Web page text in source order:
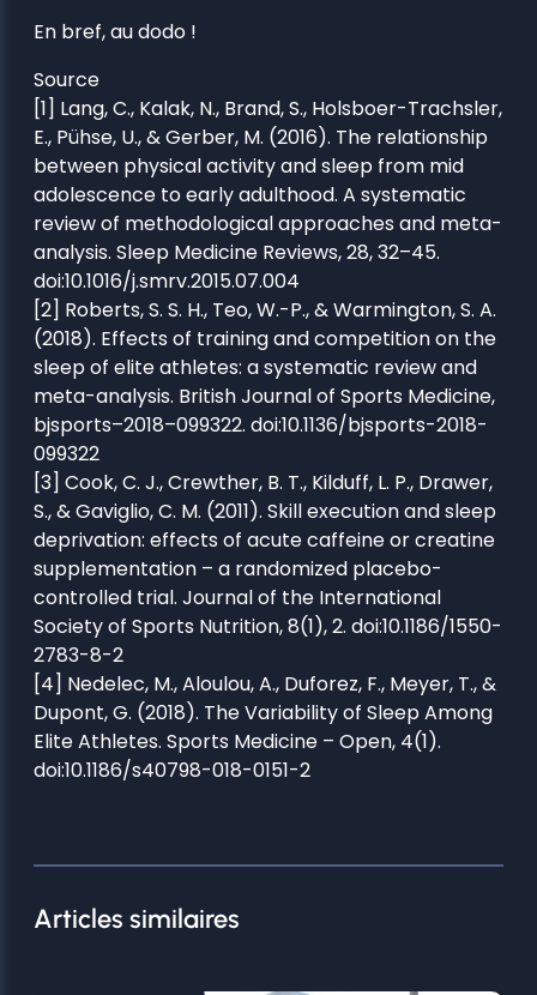
En bref, au dodo !
Source
[1] Lang, C., Kalak, N., Brand, S., Holsboer-Trachsler,
E., Pühse, U., & Gerber, M. (2016). The relationship
between physical activity and sleep from mid
adolescence to early adulthood. A systematic
review of methodological approaches and meta-
analysis. Sleep Medicine Reviews, 28, 32–45.
doi:10.1016/j.smrv.2015.07.004
[2] Roberts, S. S. H., Teo, W.-P., & Warmington, S. A.
(2018). Effects of training and competition on the
sleep of elite athletes: a systematic review and
meta-analysis. British Journal of Sports Medicine,
bjsports–2018–099322. doi:10.1136/bjsports-2018-
099322
[3] Cook, C. J., Crewther, B. T., Kilduff, L. P., Drawer,
S., & Gaviglio, C. M. (2011). Skill execution and sleep
deprivation: effects of acute caffeine or creatine
supplementation – a randomized placebo-
controlled trial. Journal of the International
Society of Sports Nutrition, 8(1), 2. doi:10.1186/1550-
2783-8-2
[4] Nedelec, M., Aloulou, A., Duforez, F., Meyer, T., &
Dupont, G. (2018). The Variability of Sleep Among
Elite Athletes. Sports Medicine – Open, 4(1).
doi:10.1186/s40798-018-0151-2
Articles similaires